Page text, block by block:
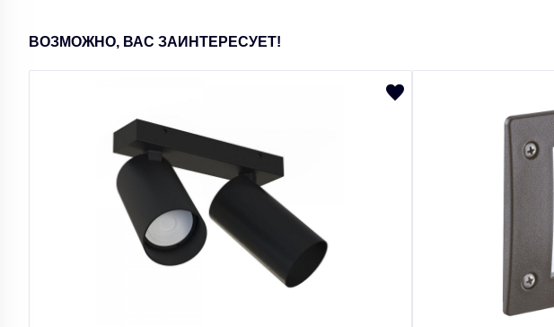
Напряжение, В 220 Объем, м3
Материал плафона
Мощность одной лампы, Вт
Наличие пульта Нет Ширина коробки, мм
Реверс вращения лопастей Нет Световой поток, лм
ВОЗМОЖНО, ВАС ЗАИНТЕРЕСУЕТ!